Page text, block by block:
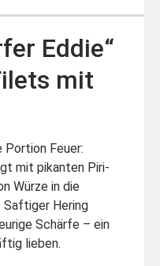
Eddie“
mit
Portion Feuer:
mit pikanten Piri-
Würze in die
Saftiger Hering
Schärfe – ein
lieben.